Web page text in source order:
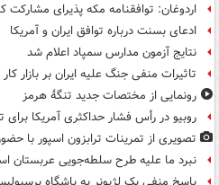
اردوغان: توافقنامه مکه پذیرای
ادعای بسنت درباره توافق ایران و آمریکا
نتایج آزمون مدارس سمپاد اعلام شد
تاثیرات منفی جنگ علیه ایران بر بازار کار
رونمایی از مختصات جدید تنگۀ هرمز
روبیو در رأس فشار حداکثری آمریکا برای
تصویری از تمرینات ترابزون اسپور با
نبرد ما علیه طرح سلطه‌جویی عربستان